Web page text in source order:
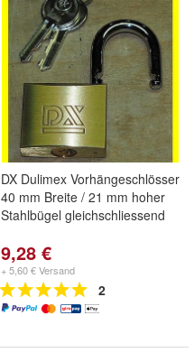
DX Dulimex Vorhängeschlösser
40 mm Breite / 21 mm hoher
Stahlbügel gleichschliessend
9,28 €
+ 5,60 € Versand
2